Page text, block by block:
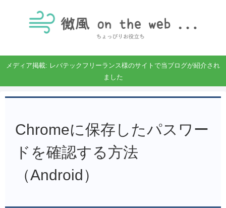
メディア掲載: レバテックフリーランス様のサイトで当ブログが紹介され
ました
Chromeに保存したパスワー
ドを確認する方法
（Android）